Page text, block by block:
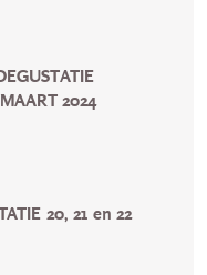
2024
20, 21 en 22